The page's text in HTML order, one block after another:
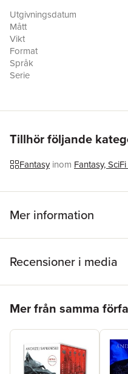
innocent.But not everything
everything fair is good . . .
of truth.Translated by
of the World Fantasy
international phenomenon
is the perfect introduction to
Utgivningsdatum
Mått
Vikt
Format
Språk
Serie
ISBN
Översättare
Tillhör följande
Fantasy inom Fantasy,
Mer information
Recensioner i media
Mer från samma